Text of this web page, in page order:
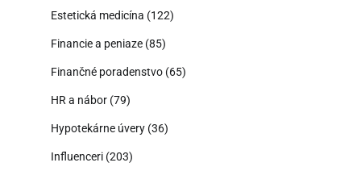
Estetická medicína (122)
Financie a peniaze (85)
Finančné poradenstvo (65)
HR a nábor (79)
Hypotekárne úvery (36)
Influenceri (203)